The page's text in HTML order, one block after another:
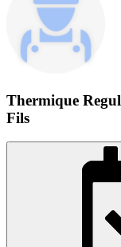
Thermique
Fils